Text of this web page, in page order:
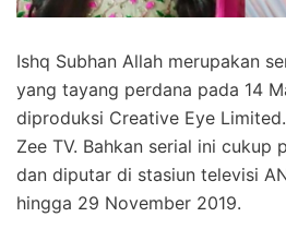
Ishq Subhan Allah merupakan
yang tayang perdana pada 14
diproduksi Creative Eye
Zee TV. Bahkan serial ini cukup
dan diputar di stasiun televisi
hingga 29 November 2019.